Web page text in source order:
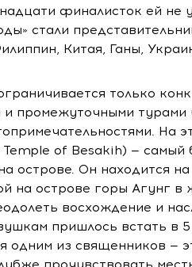
финалисток ей не
стали
Китая, Ганы,
только
промежуточными турами
На
of Besakih) — самый
острове. Он находится
на острове горы Агунг в
восхождение и
пришлось встать в
одним из священников —
прочувствовать